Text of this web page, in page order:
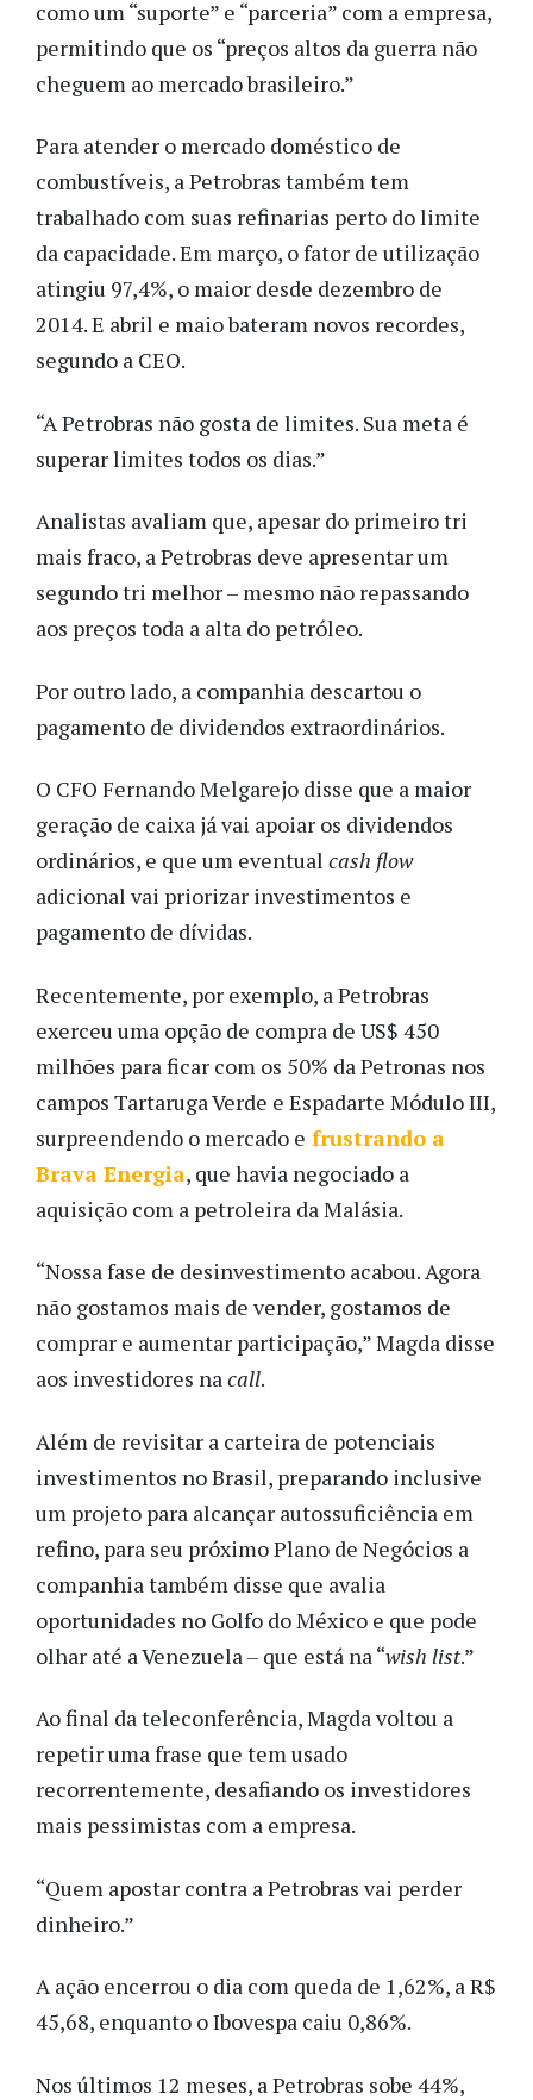
como um “suporte” e “parceria” com a empresa,
permitindo que os “preços altos da guerra não
cheguem ao mercado brasileiro.”
Para atender o mercado doméstico de
combustíveis, a Petrobras também tem
trabalhado com suas refinarias perto do limite
da capacidade. Em março, o fator de utilização
atingiu 97,4%, o maior desde dezembro de
2014. E abril e maio bateram novos recordes,
segundo a CEO.
“A Petrobras não gosta de limites. Sua meta é
superar limites todos os dias.”
Analistas avaliam que, apesar do primeiro tri
mais fraco, a Petrobras deve apresentar um
segundo tri melhor – mesmo não repassando
aos preços toda a alta do petróleo.
Por outro lado, a companhia descartou o
pagamento de dividendos extraordinários.
O CFO Fernando Melgarejo disse que a maior
geração de caixa já vai apoiar os dividendos
ordinários, e que um eventual cash flow
adicional vai priorizar investimentos e
pagamento de dívidas.
Recentemente, por exemplo, a Petrobras
exerceu uma opção de compra de US$ 450
milhões para ficar com os 50% da Petronas nos
campos Tartaruga Verde e Espadarte Módulo III,
surpreendendo o mercado e frustrando a
Brava Energia, que havia negociado a
aquisição com a petroleira da Malásia.
“Nossa fase de desinvestimento acabou. Agora
não gostamos mais de vender, gostamos de
comprar e aumentar participação,” Magda disse
aos investidores nacall.
Além de revisitar a carteira de potenciais
investimentos no Brasil, preparando inclusive
um projeto para alcançar autossuficiência em
refino, para seu próximo Plano de Negócios a
companhia também disse que avalia
oportunidades no Golfo do México e que pode
olhar até a Venezuela – que está na “wish list.”
Ao final da teleconferência, Magda voltou a
repetir uma frase que tem usado
recorrentemente, desafiando os investidores
mais pessimistas com a empresa.
“Quem apostar contra a Petrobras vai perder
dinheiro.”
A ação encerrou o dia com queda de 1,62%, a R$
45,68, enquanto o Ibovespa caiu 0,86%.
Nos últimos 12 meses, a Petrobras sobe 44%,